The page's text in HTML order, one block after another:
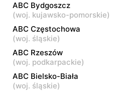
ABC
Warszawa, ul. Ludwika
Kickiego 12
ABC
Warszawa, ul. Jana
Kochanowskiego 39
ABC Bydgoszcz
(woj. kujawsko-pomorskie)
ABC Częstochowa
(woj. śląskie)
ABC Rzeszów
(woj. podkarpackie)
ABC Bielsko-Biała
(woj. śląskie)